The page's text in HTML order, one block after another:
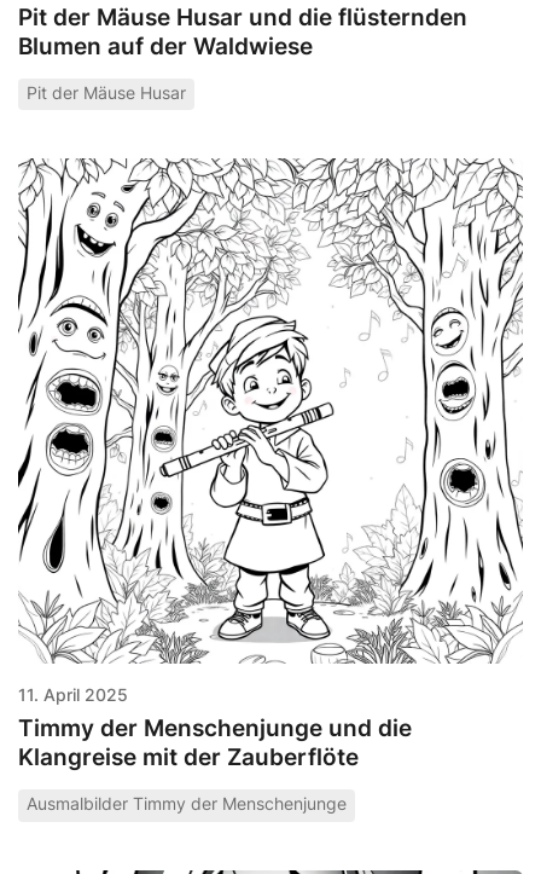
Pit der Mäuse Husar und die flüsternden
Blumen auf der Waldwiese
Pit der Mäuse Husar
11. April 2025
Timmy der Menschenjunge und die
Klangreise mit der Zauberflöte
Ausmalbilder Timmy der Menschenjunge